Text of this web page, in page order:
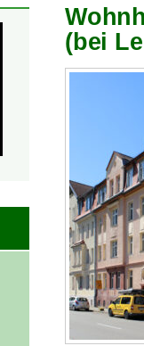
(bei